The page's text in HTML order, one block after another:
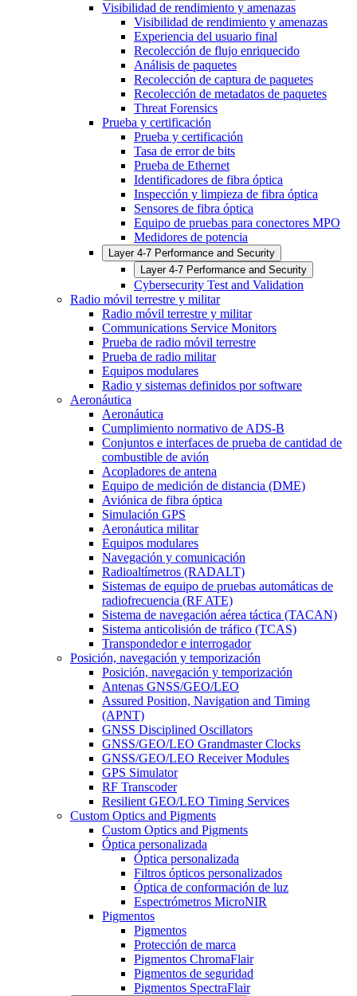
Visibilidad de rendimiento y amenazas
Visibilidad de rendimiento y amenazas
Experiencia del usuario final
Recolección de flujo enriquecido
Análisis de paquetes
Recolección de captura de paquetes
Recolección de metadatos de paquetes
Threat Forensics
Prueba y certificación
Prueba y certificación
Tasa de error de bits
Prueba de Ethernet
Identificadores de fibra óptica
Inspección y limpieza de fibra óptica
Sensores de fibra óptica
Equipo de pruebas para conectores MPO
Medidores de potencia
Layer 4-7 Performance and Security
Layer 4-7 Performance and Security
Cybersecurity Test and Validation
Radio móvil terrestre y militar
Radio móvil terrestre y militar
Communications Service Monitors
Prueba de radio móvil terrestre
Prueba de radio militar
Equipos modulares
Radio y sistemas definidos por software
Aeronáutica
Aeronáutica
Cumplimiento normativo de ADS-B
Conjuntos e interfaces de prueba de cantidad de
combustible de avión
Acopladores de antena
Equipo de medición de distancia (DME)
Aviónica de fibra óptica
Simulación GPS
Aeronáutica militar
Equipos modulares
Navegación y comunicación
Radioaltímetros (RADALT)
Sistemas de equipo de pruebas automáticas de
radiofrecuencia (RF ATE)
Sistema de navegación aérea táctica (TACAN)
Sistema anticolisión de tráfico (TCAS)
Transpondedor e interrogador
Posición, navegación y temporización
Posición, navegación y temporización
Antenas GNSS/GEO/LEO
Assured Position, Navigation and Timing
(APNT)
GNSS Disciplined Oscillators
GNSS/GEO/LEO Grandmaster Clocks
GNSS/GEO/LEO Receiver Modules
GPS Simulator
RF Transcoder
Resilient GEO/LEO Timing Services
Custom Optics and Pigments
Custom Optics and Pigments
Óptica personalizada
Óptica personalizada
Filtros ópticos personalizados
Óptica de conformación de luz
Espectrómetros MicroNIR
Pigmentos
Pigmentos
Protección de marca
Pigmentos ChromaFlair
Pigmentos de seguridad
Pigmentos SpectraFlair